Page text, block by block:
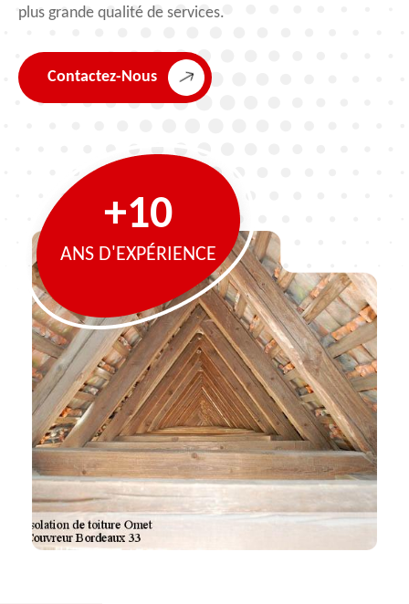
plus grande qualité de services.
Contactez-Nous
+10
ANS D'EXPÉRIENCE